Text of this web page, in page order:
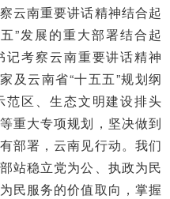
云南重要讲话精神结合起
”发展的重大部署结合起
考察云南重要讲话精神
及云南省“十五五”规划纲
区、生态文明建设排头
重大专项规划，坚决做到
部署，云南见行动。我们
站稳立党为公、执政为民
民服务的价值取向，掌握